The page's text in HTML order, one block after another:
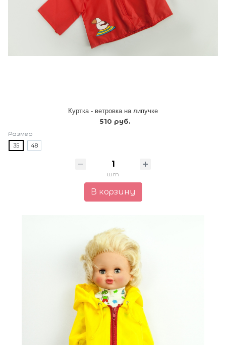
Куртка - ветровка на липучке
510 руб.
Размер
35 48
шт
В корзину